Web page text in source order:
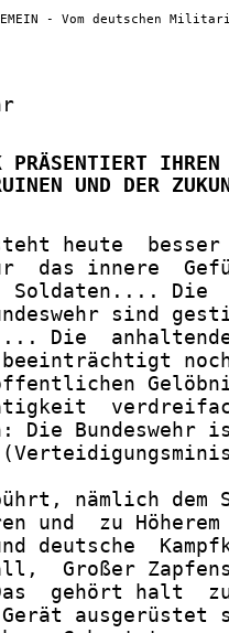
- Vom deutschen
PRÄSENTIERT IHREN
UND DER